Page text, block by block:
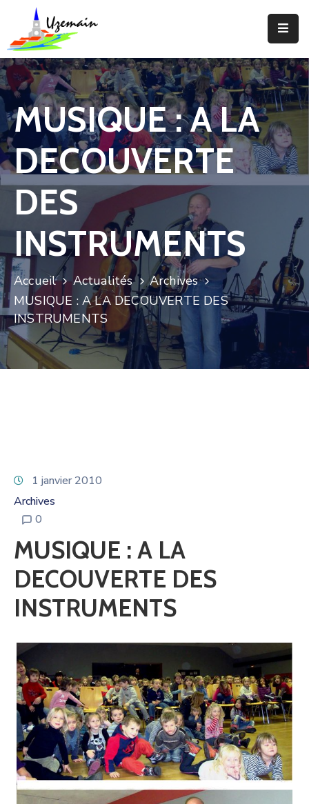
Actualités
Agenda
Votre
Commune
Votre
Mairie
Services
Locale
Enfance
MUSIQUE : A LA
DECOUVERTE
DES
INSTRUMENTS
Accueil Actualités
Archives
MUSIQUE : A LA DECOUVERTE DES
INSTRUMENTS
1 janvier 2010
Archives
0
MUSIQUE : A LA
DECOUVERTE DES
INSTRUMENTS